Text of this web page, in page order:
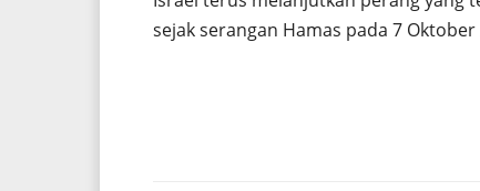
sejak serangan Hamas pada 7 Oktober